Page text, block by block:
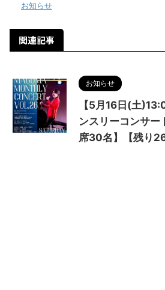
お知らせ
関連記事
お知らせ
【5月16日(土
ンスリーコンサー
席30名】【残り26